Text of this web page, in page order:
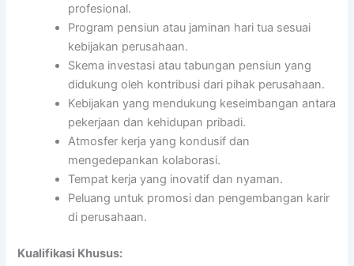
profesional.
Program pensiun atau jaminan hari tua sesuai
kebijakan perusahaan.
Skema investasi atau tabungan pensiun yang
didukung oleh kontribusi dari pihak perusahaan.
Kebijakan yang mendukung keseimbangan antara
pekerjaan dan kehidupan pribadi.
Atmosfer kerja yang kondusif dan
mengedepankan kolaborasi.
Tempat kerja yang inovatif dan nyaman.
Peluang untuk promosi dan pengembangan karir
di perusahaan.
Kualifikasi Khusus: